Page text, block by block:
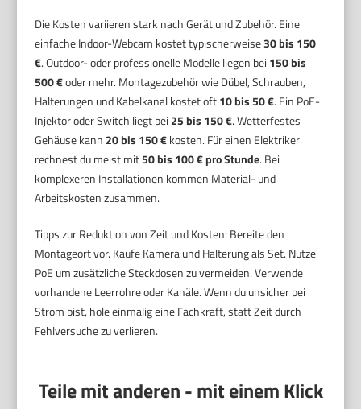
Die Kosten variieren stark nach Gerät und Zubehör. Eine
einfache Indoor-Webcam kostet typischerweise30 bis 150
€. Outdoor- oder professionelle Modelle liegen bei 150 bis
500 €oder mehr. Montagezubehör wie Dübel, Schrauben,
Halterungen und Kabelkanal kostet oft10 bis 50 €. Ein PoE-
Injektor oder Switch liegt bei 25 bis 150 €. Wetterfestes
Gehäuse kann 20 bis 150 €kosten. Für einen Elektriker
rechnest du meist mit50 bis 100 € pro Stunde. Bei
komplexeren Installationen kommen Material- und
Arbeitskosten zusammen.
Tipps zur Reduktion von Zeit und Kosten: Bereite den
Montageort vor. Kaufe Kamera und Halterung als Set. Nutze
PoE um zusätzliche Steckdosen zu vermeiden. Verwende
vorhandene Leerrohre oder Kanäle. Wenn du unsicher bei
Strom bist, hole einmalig eine Fachkraft, statt Zeit durch
Fehlversuche zu verlieren.